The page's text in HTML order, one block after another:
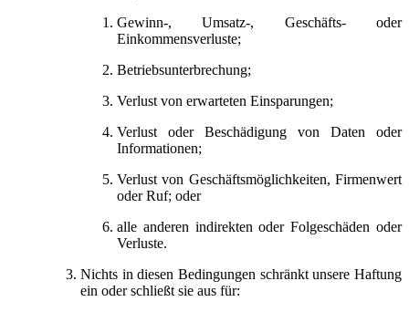
Gewinn-, Umsatz-, Geschäfts- oder
Einkommensverluste;
Betriebsunterbrechung;
Verlust von erwarteten Einsparungen;
Verlust oder Beschädigung von Daten oder
Informationen;
Verlust von Geschäftsmöglichkeiten, Firmenwert
oder Ruf; oder
alle anderen indirekten oder Folgeschäden oder
Verluste.
Nichts in diesen Bedingungen schränkt unsere Haftung
ein oder schließt sie aus für: